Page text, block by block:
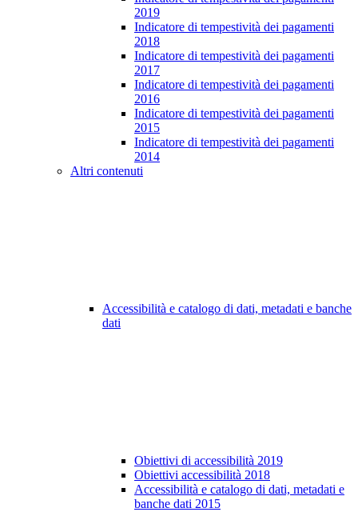
2019
Indicatore di tempestività dei pagamenti
2018
Indicatore di tempestività dei pagamenti
2017
Indicatore di tempestività dei pagamenti
2016
Indicatore di tempestività dei pagamenti
2015
Indicatore di tempestività dei pagamenti
2014
Altri contenuti
Accessibilità e catalogo di dati, metadati e banche
dati
Obiettivi di accessibilità 2019
Obiettivi accessibilità 2018
Accessibilità e catalogo di dati, metadati e
banche dati 2015